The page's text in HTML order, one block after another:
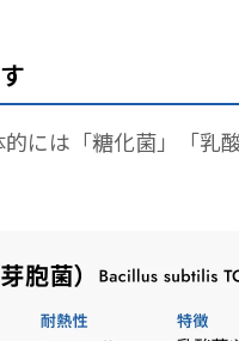
には「糖化菌」「乳